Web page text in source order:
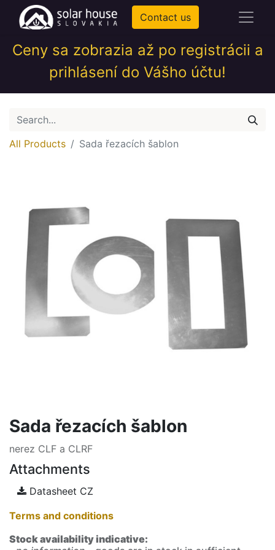
Contact us
Ceny sa zobrazia až po registrácii a
prihlásení do Vášho účtu!
All Products Sada řezacích šablon
Sada řezacích šablon
nerez CLF a CLRF
Attachments
Datasheet CZ
Terms and conditions
Stock availability indicative: